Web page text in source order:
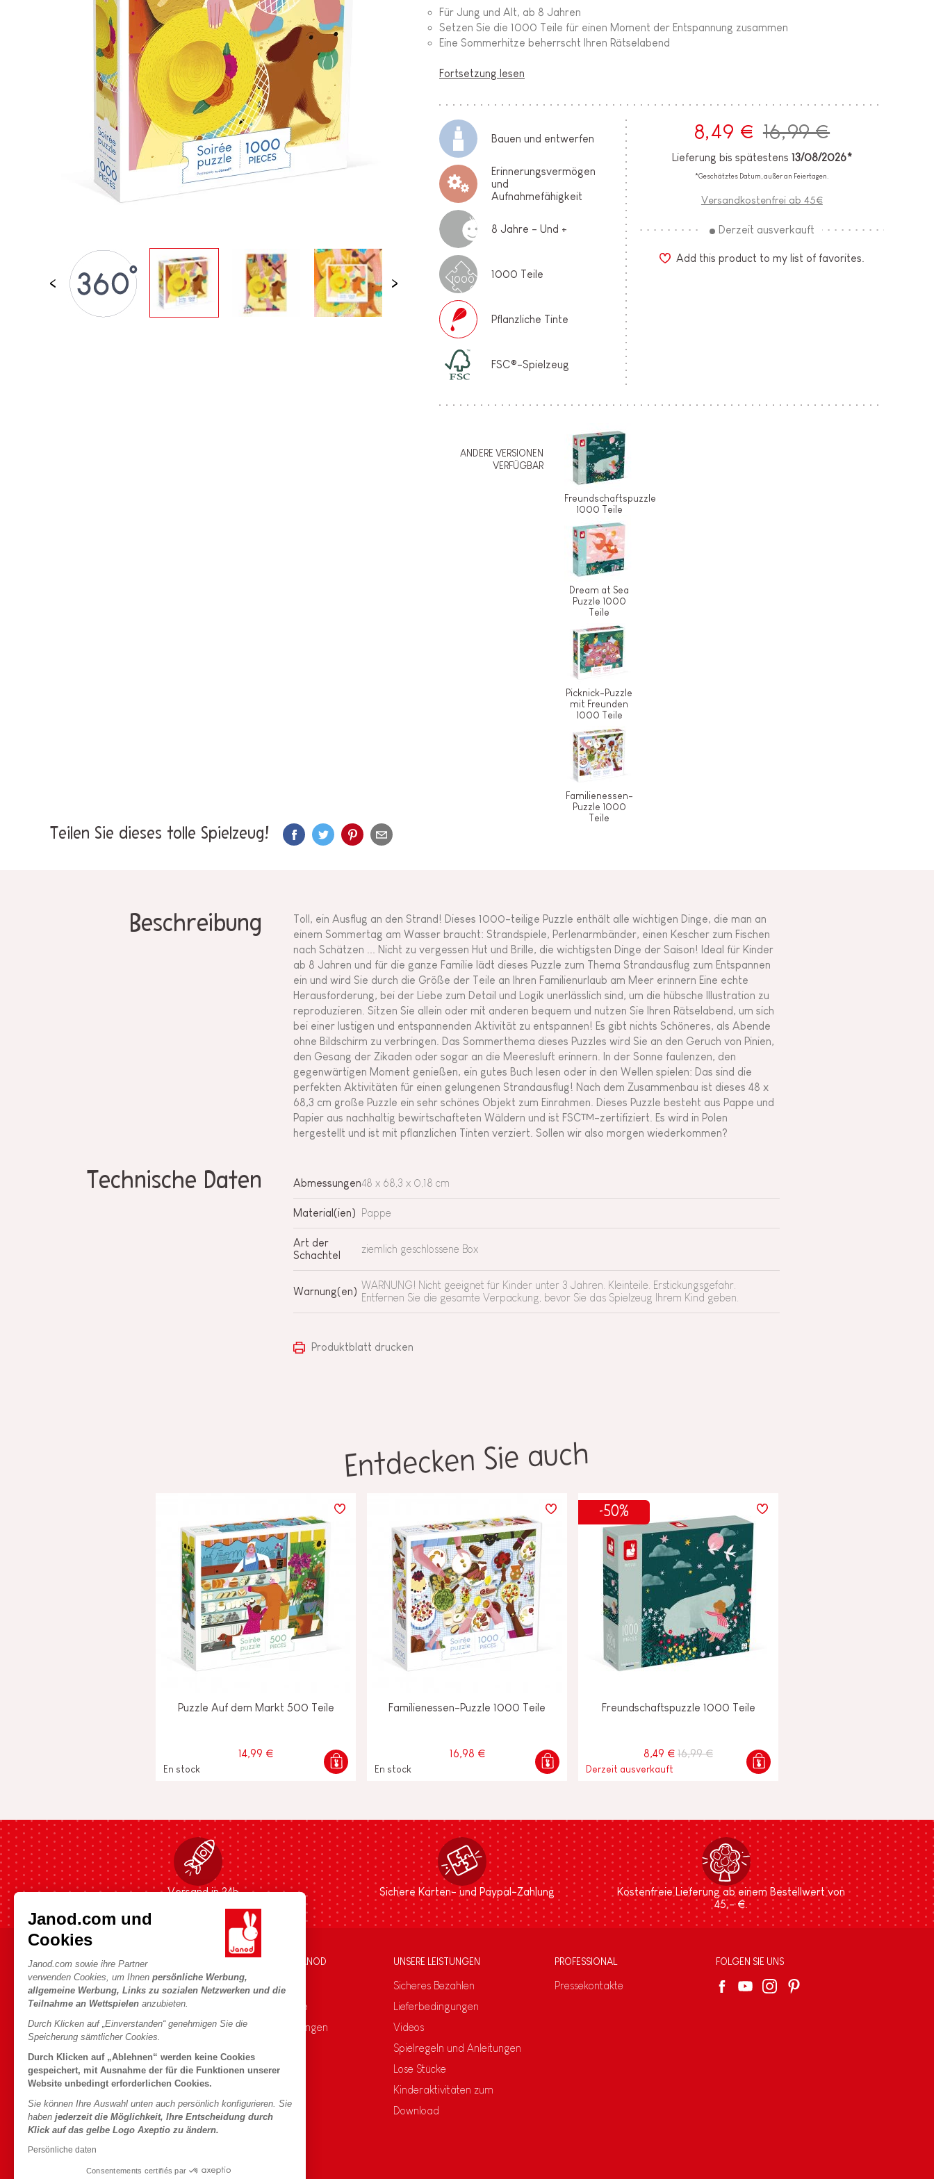
Janod.com und
Cookies
Janod.com sowie ihre Partner
verwenden Cookies, um Ihnen persönliche Werbung,
allgemeine Werbung, Links zu sozialen Netzwerken und die
Teilnahme an Wettspielen anzubieten.
Durch Klicken auf „Einverstanden“ genehmigen Sie die
Speicherung sämtlicher Cookies.
Durch Klicken auf „Ablehnen“ werden keine Cookies
gespeichert, mit Ausnahme der für die Funktionen unserer
Website unbedingt erforderlichen Cookies.
Sie können Ihre Auswahl unten auch persönlich konfigurieren. Sie
haben jederzeit die Möglichkeit, Ihre Entscheidung durch
Klick auf das gelbe Logo Axeptio zu ändern.
Persönliche daten
Consentements certifiés par
BABY &
KLEINKINDSPIELZEUG
ROLLENSPIEL
SPIELWELTEN
OUTDOOR
TAFEL, MÖBEL &
DEKORATIONEN
LOSE STÜCKE
Für Jung und Alt, ab 8 Jahren
Setzen Sie die 1000 Teile für einen Moment der Entspannung zusammen
Eine Sommerhitze beherrscht Ihren Rätselabend
Fortsetzung lesen
Bauen und entwerfen
Erinnerungsvermögen
und
Aufnahmefähigkeit
8 Jahre - Und +
1000 1000 Teile
Pflanzliche Tinte
FSC®-Spielzeug
8,49 € 16,99 €
Lieferung bis spätestens 13/08/2026*
*Geschätztes Datum, außer an Feiertagen.
Versandkostenfrei ab 45€
Derzeit ausverkauft
Add this product to my list of favorites.
ANDERE VERSIONEN
VERFÜGBAR
Freundschaftspuzzle
1000 Teile
Dream at Sea
Puzzle 1000
Teile
Picknick-Puzzle
mit Freunden
1000 Teile
Familienessen-
Puzzle 1000
Teile
Teilen Sie dieses tolle Spielzeug!
Beschreibung
Toll, ein Ausflug an den Strand! Dieses 1000-teilige Puzzle enthält alle wichtigen Dinge, die man an
einem Sommertag am Wasser braucht: Strandspiele, Perlenarmbänder, einen Kescher zum Fischen
nach Schätzen ... Nicht zu vergessen Hut und Brille, die wichtigsten Dinge der Saison! Ideal für Kinder
ab 8 Jahren und für die ganze Familie lädt dieses Puzzle zum Thema Strandausflug zum Entspannen
ein und wird Sie durch die Größe der Teile an Ihren Familienurlaub am Meer erinnern Eine echte
Herausforderung, bei der Liebe zum Detail und Logik unerlässlich sind, um die hübsche Illustration zu
reproduzieren. Sitzen Sie allein oder mit anderen bequem und nutzen Sie Ihren Rätselabend, um sich
bei einer lustigen und entspannenden Aktivität zu entspannen! Es gibt nichts Schöneres, als Abende
ohne Bildschirm zu verbringen. Das Sommerthema dieses Puzzles wird Sie an den Geruch von Pinien,
den Gesang der Zikaden oder sogar an die Meeresluft erinnern. In der Sonne faulenzen, den
gegenwärtigen Moment genießen, ein gutes Buch lesen oder in den Wellen spielen: Das sind die
perfekten Aktivitäten für einen gelungenen Strandausflug! Nach dem Zusammenbau ist dieses 48 x
68,3 cm große Puzzle ein sehr schönes Objekt zum Einrahmen. Dieses Puzzle besteht aus Pappe und
Papier aus nachhaltig bewirtschafteten Wäldern und ist FSC™-zertifiziert. Es wird in Polen
hergestellt und ist mit pflanzlichen Tinten verziert. Sollen wir also morgen wiederkommen?
Technische Daten Abmessungen48 x 68,3 x 0,18 cm
Material(ien) Pappe
Art der
Schachtel
ziemlich geschlossene Box
Warnung(en)
WARNUNG! Nicht geeignet für Kinder unter 3 Jahren. Kleinteile. Erstickungsgefahr.
Entfernen Sie die gesamte Verpackung, bevor Sie das Spielzeug Ihrem Kind geben.
Produktblatt drucken
Entdecken Sie auch
Puzzle Auf dem Markt 500 Teile
14,99 €
En stock
Familienessen-Puzzle 1000 Teile
16,98 €
En stock
-50%
Freundschaftspuzzle 1000 Teile
8,49 € 16,99 €
Derzeit ausverkauft
Versand in 24h Sichere Karten- und Paypal-Zahlung
Kostenfreie Lieferung ab einem Bestellwert von
45,- €.
HILFE & INFORMATIONEN
Verkaufsbedingungen
FAQ
Kontakt
Produktrückruf
Persönliche daten
Cookies
Bedingungen für Angebote
Nutzungsbedingungen
#YesJanod
DIE WELT VON JANOD
Die Geschichte
Unsere Expertise
CSR-Verpflichtungen
UNSERE LEISTUNGEN
Sicheres Bezahlen
Lieferbedingungen
Videos
Spielregeln und Anleitungen
Lose Stücke
Kinderaktivitäten zum
Download
PROFESSIONAL
Pressekontakte
FOLGEN SIE UNS